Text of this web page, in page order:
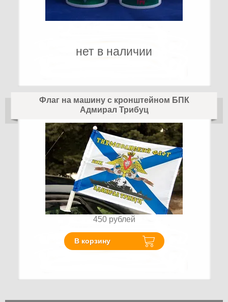
нет в наличии
Флаг на машину с кронштейном БПК
Адмирал Трибуц
450 рублей
В корзину